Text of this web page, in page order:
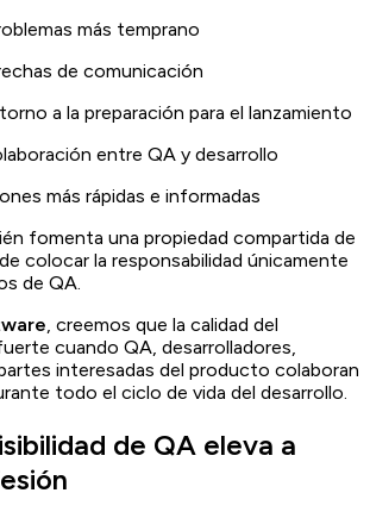
más temprano
de comunicación
a la preparación para el lanzamiento
entre QA y desarrollo
más rápidas e informadas
fomenta una propiedad compartida de
colocar la responsabilidad únicamente
de QA.
, creemos que la calidad del
cuando QA, desarrolladores,
interesadas del producto colaboran
todo el ciclo de vida del desarrollo.
de QA eleva a